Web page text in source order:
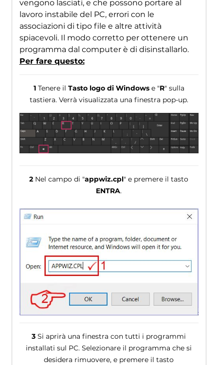
vengono lasciati, e che possono portare al
lavoro instabile del PC, errori con le
associazioni di tipo file e altre attività
spiacevoli. Il modo corretto per ottenere un
programma dal computer è di disinstallarlo.
Per fare questo:
1Tenere il Tasto logo di Windowse "R" sulla
tastiera. Verrà visualizzata una finestra pop-up.
2 Nel campo di "appwiz.cpl" e premere il tasto
ENTRA.
3 Si aprirà una finestra con tutti i programmi
installati sul PC. Selezionare il programma che si
desidera rimuovere, e premere il tasto